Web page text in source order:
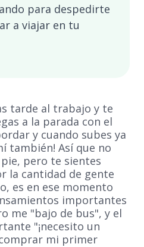
para despedirte
a viajar en tu
tarde al trabajo y te
a la parada con el
y cuando subes ya
también! Así que no
pero te sientes
la cantidad de gente
es en ese momento
importantes
me "bajo de bus", y el
"¡necesito un
mi primer